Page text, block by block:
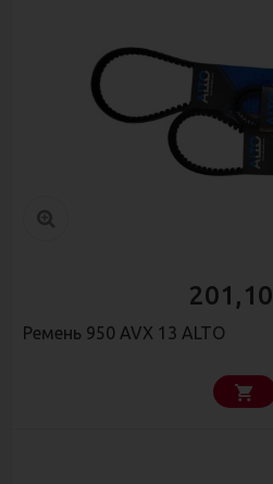
201,10
Ремень 950 AVX 13 ALTO